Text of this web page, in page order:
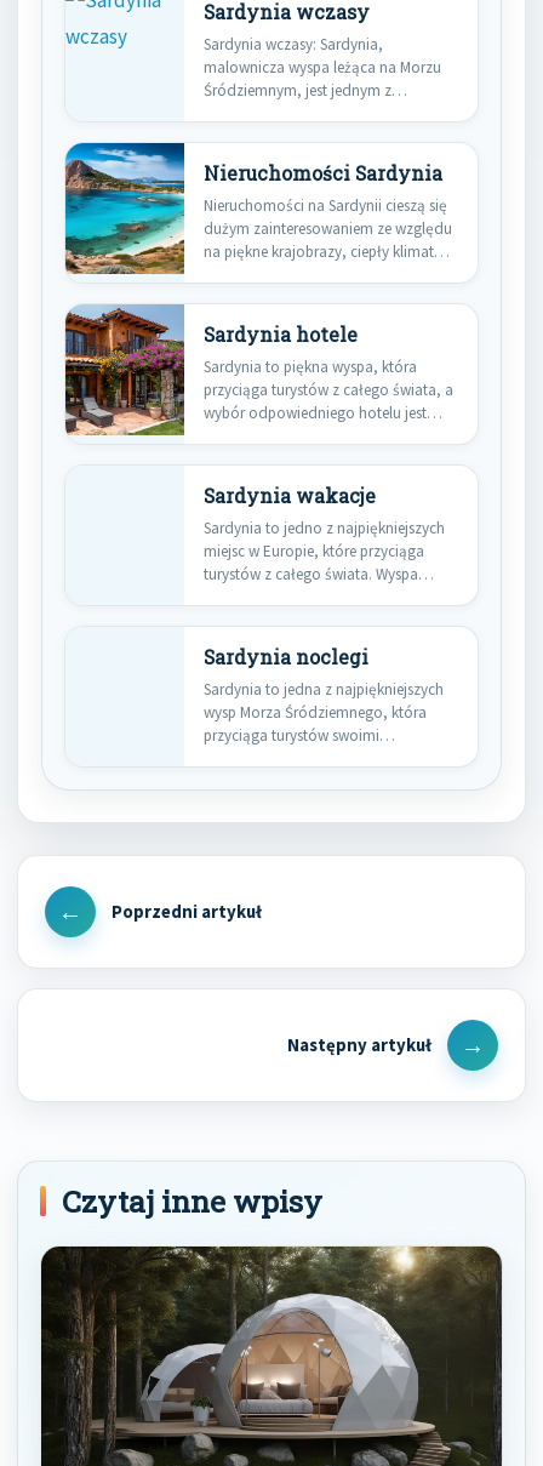
Sardynia wczasy
Sardynia wczasy: Sardynia,
malownicza wyspa leżąca na Morzu
Śródziemnym, jest jednym z
Nieruchomości Sardynia
Nieruchomości na Sardynii cieszą się
dużym zainteresowaniem ze względu
na piękne krajobrazy, ciepły klimat
Sardynia hotele
Sardynia to piękna wyspa, która
przyciąga turystów z całego świata, a
wybór odpowiedniego hotelu jest…
Sardynia wakacje
Sardynia to jedno z najpiękniejszych
miejsc w Europie, które przyciąga
turystów z całego świata. Wyspa…
Sardynia noclegi
Sardynia to jedna z najpiękniejszych
wysp Morza Śródziemnego, która
przyciąga turystów swoimi
Nawigacja
wpisu
Previous
Next
Post
Czytaj inne wpisy